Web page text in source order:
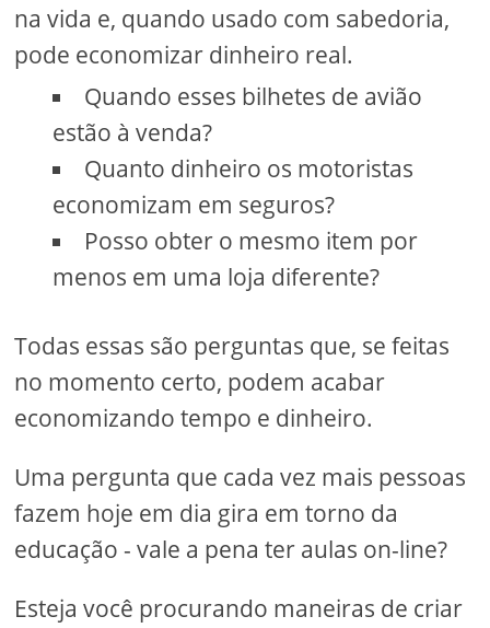
na vida e, quando usado com sabedoria,
pode economizar dinheiro real.
Quando esses bilhetes de avião
estão à venda?
Quanto dinheiro os motoristas
economizam em seguros?
Posso obter o mesmo item por
menos em uma loja diferente?
Todas essas são perguntas que, se feitas
no momento certo, podem acabar
economizando tempo e dinheiro.
Uma pergunta que cada vez mais pessoas
fazem hoje em dia gira em torno da
educação - vale a pena ter aulas on-line?
Esteja você procurando maneiras de criar